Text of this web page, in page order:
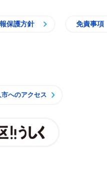
保護方針 免責事項
市へのアクセス